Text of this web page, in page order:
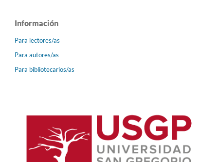
Información
Para lectores/as
Para autores/as
Para bibliotecarios/as